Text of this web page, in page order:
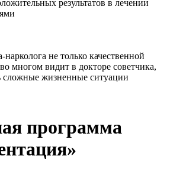
результатов в лечении
не только качественной
многом видит в докторе советчика,
сложные жизненные ситуации
программа